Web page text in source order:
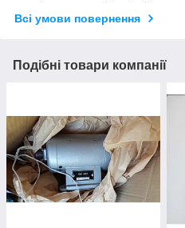
Всі умови повернення
Подібні товари компанії